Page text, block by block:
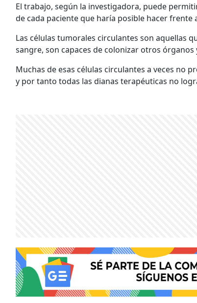
El trabajo, según la investigadora, puede
de cada paciente que haría posible hacer frente
Las células tumorales circulantes son aquellas
sangre, son capaces de colonizar otros
Muchas de esas células circulantes a veces no
y por tanto todas las dianas terapéuticas no